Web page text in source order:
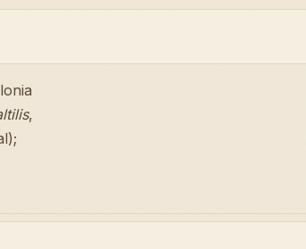
,